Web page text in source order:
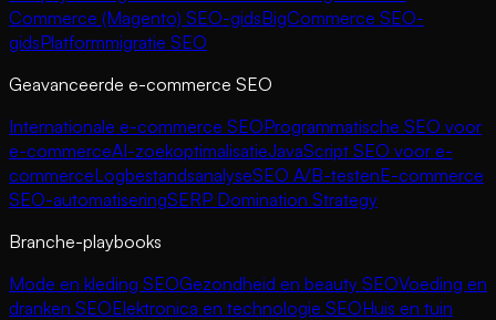
Commerce (Magento) SEO-gidsBigCommerce SEO-
gidsPlatformmigratie SEO
Geavanceerde e-commerce SEO
Internationale e-commerce SEOProgrammatische SEO voor
e-commerceAI-zoekoptimalisatieJavaScript SEO voor e-
commerceLogbestandsanalyseSEO A/B-testenE-commerce
SEO-automatiseringSERP Domination Strategy
Branche-playbooks
Mode en kleding SEOGezondheid en beauty SEOVoeding en
dranken SEOElektronica en technologie SEOHuis en tuin